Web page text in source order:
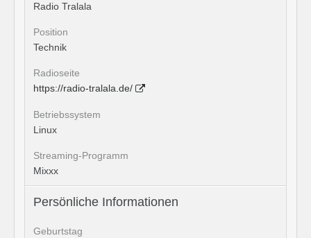
Radio Tralala
Position
Technik
Radioseite
https://radio-tralala.de/
Betriebssystem
Linux
Streaming-Programm
Mixxx
Persönliche Informationen
Geburtstag